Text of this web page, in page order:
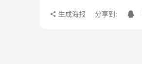
生成海报 分享到: